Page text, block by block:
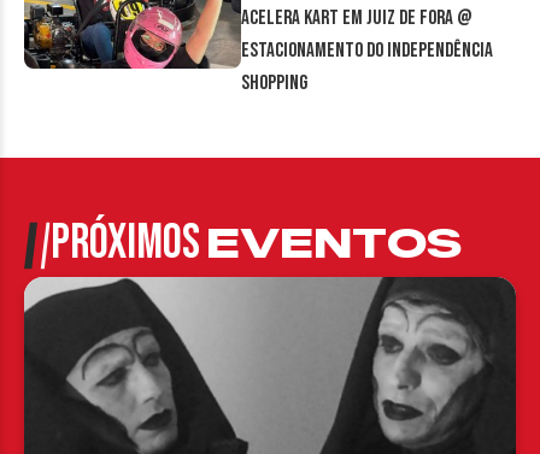
Acelera Kart em Juiz de Fora @
estacionamento do Independência
Shopping
PRÓXIMOSEVENTOS